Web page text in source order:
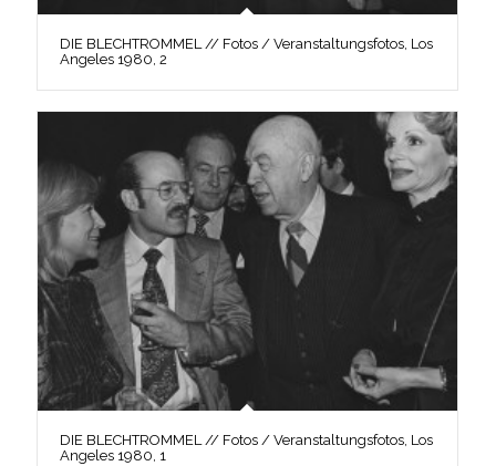
DIE BLECHTROMMEL // Fotos / Veranstaltungsfotos, Los
Angeles 1980, 2
DIE BLECHTROMMEL // Fotos / Veranstaltungsfotos, Los
Angeles 1980, 1